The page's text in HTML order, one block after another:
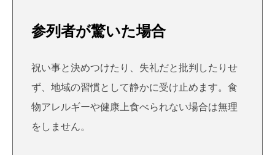
参列者が驚いた場合
祝い事と決めつけたり、失礼だと批判したりせ
ず、地域の習慣として静かに受け止めます。食
物アレルギーや健康上食べられない場合は無理
をしません。